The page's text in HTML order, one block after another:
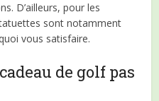
D’ailleurs, pour les
sont notamment
vous satisfaire.
de golf pas